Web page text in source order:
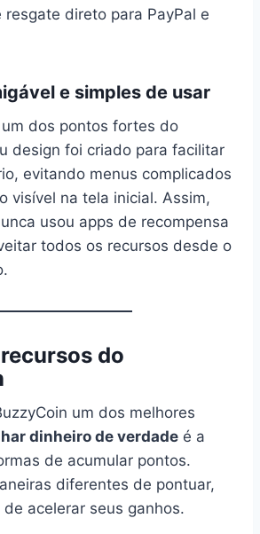
resgate direto para PayPal e
e simples de usar
dos pontos fortes do
design foi criado para facilitar
evitando menus complicados
visível na tela inicial. Assim,
usou apps de recompensa
todos os recursos desde o
do
um dos melhores
dinheiro de verdade é a
de acumular pontos.
diferentes de pontuar,
acelerar seus ganhos.